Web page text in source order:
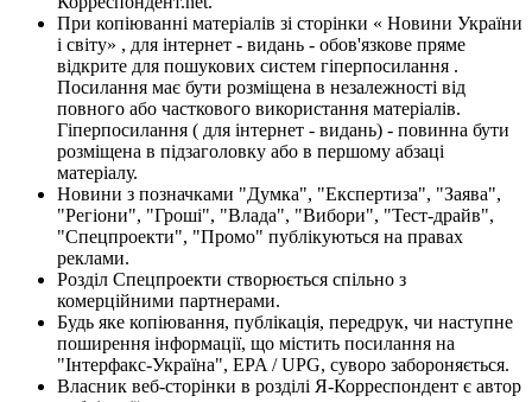
При копіюванні матеріалів зі сторінки « Новини України
і світу» , для інтернет - видань - обов'язкове пряме
відкрите для пошукових систем гіперпосилання .
Посилання має бути розміщена в незалежності від
повного або часткового використання матеріалів.
Гіперпосилання ( для інтернет - видань) - повинна бути
розміщена в підзаголовку або в першому абзаці
матеріалу.
Новини з позначками "Думка", "Експертиза", "Заява",
"Регіони", "Гроші", "Влада", "Вибори", "Тест-драйв",
"Спецпроекти", "Промо" публікуються на правах
реклами.
Розділ Спецпроекти створюється спільно з
комерційними партнерами.
Будь яке копіювання, публікація, передрук, чи наступне
поширення інформації, що містить посилання на
"Інтерфакс-Україна", EPA / UPG, суворо забороняється.
Власник веб-сторінки в розділі Я-Корреспондент є автор